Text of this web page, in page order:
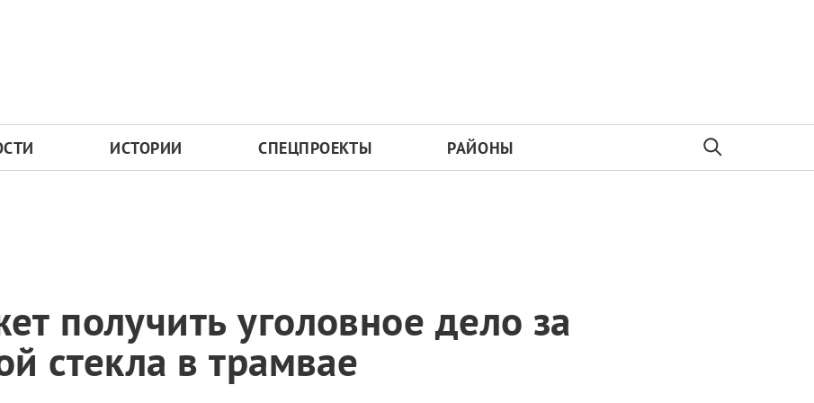
ИСТОРИИ СПЕЦПРОЕКТЫ РАЙОНЫ
получить уголовное дело за
стекла в трамвае